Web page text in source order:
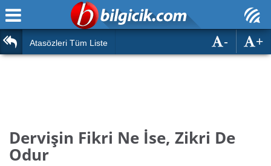
Ana Sayfa
Türk Tarihi & Kültürü
Atasözleri Tüm Liste +
-
Dervişin Fikri Ne İse, Zikri De
Odur